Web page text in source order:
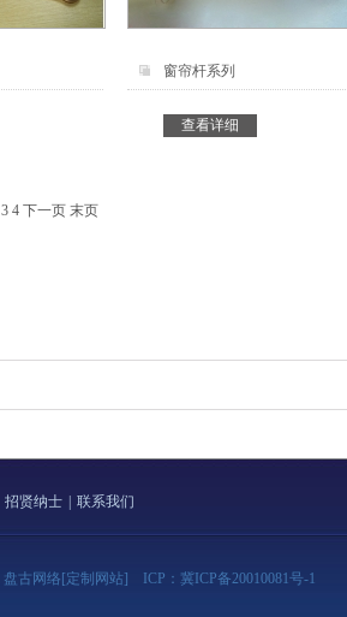
窗帘杆系列
查看详细
3 4 下一页 末页
招贤纳士 联系我们
盘古网络 [定制网站] ICP： 冀ICP备20010081号-1